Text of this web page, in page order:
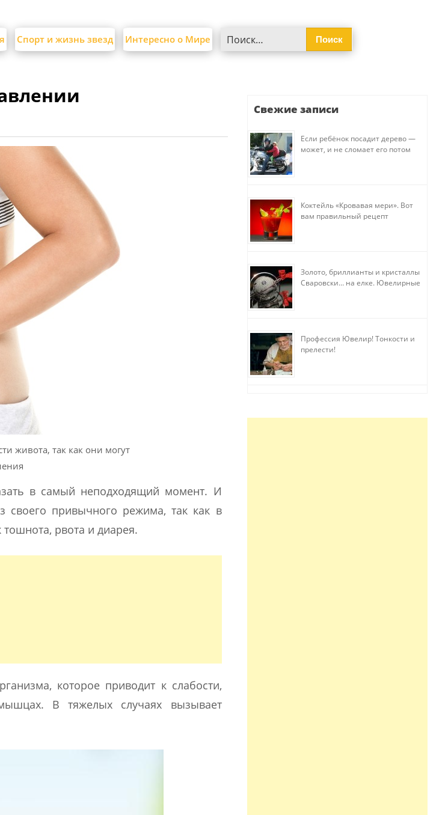
Спорт и жизнь звезд Интересно о Мире
живота, так как они могут
в самый неподходящий момент. И
своего привычного режима, так как в
рвота и диарея.
которое приводит к слабости,
В тяжелых случаях вызывает
Свежие записи
Если ребёнок посадит дерево —
может, и не сломает его потом
Коктейль «Кровавая мери». Вот
вам правильный рецепт
Золото, бриллианты и кристаллы
Сваровски… на елке. Ювелирные
Профессия Ювелир! Тонкости и
прелести!